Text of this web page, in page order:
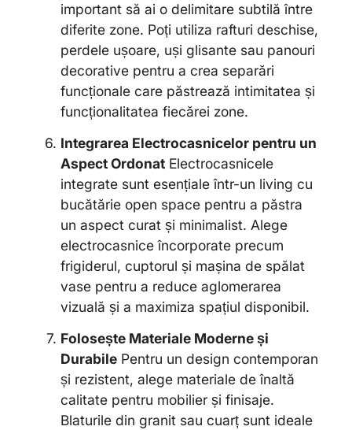
important să ai o delimitare subtilă între
diferite zone. Poți utiliza rafturi deschise,
perdele ușoare, uși glisante sau panouri
decorative pentru a crea separări
funcționale care păstrează intimitatea și
funcționalitatea fiecărei zone.
Integrarea Electrocasnicelor pentru un
Aspect Ordonat Electrocasnicele
integrate sunt esențiale într-un living cu
bucătărie open space pentru a păstra
un aspect curat și minimalist. Alege
electrocasnice încorporate precum
frigiderul, cuptorul și mașina de spălat
vase pentru a reduce aglomerarea
vizuală și a maximiza spațiul disponibil.
Folosește Materiale Moderne și
Durabile Pentru un design contemporan
și rezistent, alege materiale de înaltă
calitate pentru mobilier și finisaje.
Blaturile din granit sau cuarț sunt ideale